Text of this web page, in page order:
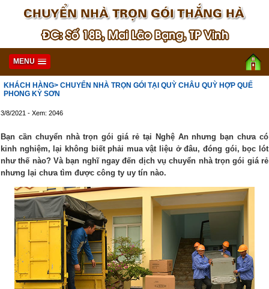
MENU
KHÁCH HÀNG> CHUYỂN NHÀ TRỌN GÓI TẠI QUỲ CHÂU QUỲ HỢP QUẾ
PHONG KỲ SƠN
3/8/2021 - Xem: 2046
Bạn cần chuyển nhà trọn gói giá rẻ tại Nghệ An nhưng bạn chưa có
kinh nghiệm, lại không biết phải mua vật liệu ở đâu, đóng gói, bọc lót
như thế nào? Và bạn nghĩ ngay đến dịch vụ chuyển nhà trọn gói giá rẻ
nhưng lại chưa tìm được công ty uy tín nào.